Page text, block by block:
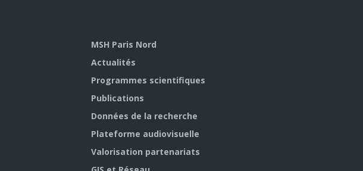
MSH Paris Nord
Actualités
Programmes scientifiques
Publications
Données de la recherche
Plateforme audiovisuelle
Valorisation partenariats